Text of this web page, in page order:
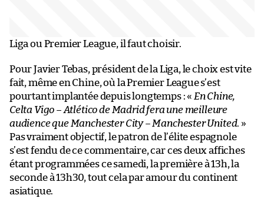
Liga ou Premier League, il faut choisir.
Pour Javier Tebas, président de la Liga, le choix est vite
fait, même en Chine, où la Premier League s’est
pourtant implantée depuis longtemps : « En Chine,
Celta Vigo – Atlético de Madrid fera une meilleure
audience que Manchester City – Manchester United. »
Pas vraiment objectif, le patron de l’élite espagnole
s’est fendu de ce commentaire, car ces deux affiches
étant programmées ce samedi, la première à 13h, la
seconde à 13h30, tout cela par amour du continent
asiatique.